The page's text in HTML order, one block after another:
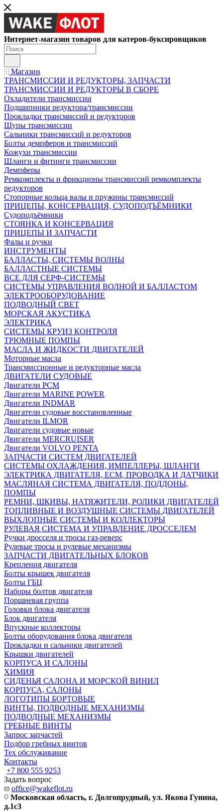
Интернет-магазин товаров для катеров-буксировщиков
Магазин
ТРАНСМИССИИ И РЕДУКТОРЫ, ЗАПЧАСТИ
ТРАНСМИССИИ И РЕДУКТОРЫ В СБОРЕ
Охладители трансмиссии
Подшипники редуктора/трансмиссии
Прокладки трансмиссий и редукторов
Щупы трансмиссии
Сальники трансмиссий и редукторов
Болты демпферов и трансмиссий
Кожухи трансмиссии
Шланги и фитинги трансмиссии
Демпферы
Ремкомплекты и фрикционы трансмиссий ремкомплекты
редукторов
Стопорные кольца валы и пружины трансмиссий
ПРИЦЕПЫ, КОНСЕРВАЦИЯ, СУДОПОДЪЁМНИКИ
Судоподъёмники
СТОЯНКА И КОНСЕРВАЦИЯ
ПРИЦЕПЫ И ЗАПЧАСТИ
Фалы и ручки
ИНСТРУМЕНТЫ
БАЛЛАСТЫ, СИСТЕМЫ ВОЛНЫ
БАЛЛАСТНЫЕ СИСТЕМЫ
ВСЕ ДЛЯ СЕРФ-СИСТЕМЫ
СИСТЕМЫ УПРАВЛЕНИЯ ВОЛНОЙ И БАЛЛАСТОМ
ЭЛЕКТРООБОРУДОВАНИЕ
ПОДВОДНЫЙ СВЕТ
МОРСКАЯ АКУСТИКА
ЭЛЕКТРИКА
СИСТЕМЫ КРУИЗ КОНТРОЛЯ
ТРЮМНЫЕ ПОМПЫ
МАСЛА И ЖИДКОСТИ ДВИГАТЕЛЕЙ
Моторные масла
Трансмиссионные и редукторные масла
ДВИГАТЕЛИ СУДОВЫЕ
Двигатели PCM
Двигатели MARINE POWER
Двигатели INDMAR
Двигатели судовые восстановленные
Двигатели ILMOR
Двигатели судовые новые
Двигатели MERCRUISER
Двигатели VOLVO PENTA
ЗАПЧАСТИ СИСТЕМ ДВИГАТЕЛЕЙ
СИСТЕМЫ ОХЛАЖДЕНИЯ, ИМПЕЛЛЕРЫ, ШЛАНГИ
ЭЛЕКТРИКА ДВИГАТЕЛЯ, ECM, ПРОВОДКА И ДАТЧИКИ
МАСЛЯНАЯ СИСТЕМА ДВИГАТЕЛЯ, ПОДДОНЫ,
ПОМПЫ
РЕМНИ, ШКИВЫ, НАТЯЖИТЕЛИ, РОЛИКИ ДВИГАТЕЛЕЙ
ТОПЛИВНЫЕ И ВОЗДУШНЫЕ СИСТЕМЫ ДВИГАТЕЛЕЙ
ВЫХЛОПНЫЕ СИСТЕМЫ И КОЛЛЕКТОРЫ
РУЛЕВАЯ СИСТЕМА И УПРАВЛЕНИЕ ДРОССЕЛЕМ
Ручки дросселя и тросы газ-реверс
Рулевые тросы и рулевые механизмы
ЗАПЧАСТИ ДВИГАТЕЛЬНЫХ БЛОКОВ
Крепления двигателя
Болты крышек двигателя
Болты ГБЦ
Наборы болтов двигателя
Поршневая группа
Головки блока двигателя
Блок двигателя
Впускные коллекторы
Болты оборудования блока двигателя
Прокладки и сальники двигателей
Крышки двигателей
КОРПУСА И САЛОНЫ
ХИМИЯ
СИДЕНЬЯ САЛОНА И МОРСКОЙ ВИНИЛ
КОРПУСА, САЛОНЫ
ЛОГОТИПЫ БОРТОВЫЕ
ВИНТЫ, ПОДВОДНЫЕ МЕХАНИЗМЫ
ПОДВОДНЫЕ МЕХАНИЗМЫ
ГРЕБНЫЕ ВИНТЫ
Запрос запчастей
Подбор гребных винтов
Тех обслуживание
Контакты
+7 800 555 9253
Задать вопрос
office@wakeflot.ru
Московская область, г. Долгопрудный, ул. Якова Гунина,
д.1с3